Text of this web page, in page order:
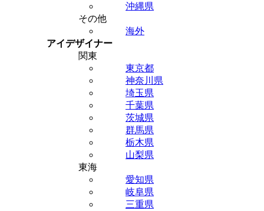
沖縄県
その他
海外
アイデザイナー
関東
東京都
神奈川県
埼玉県
千葉県
茨城県
群馬県
栃木県
山梨県
東海
愛知県
岐阜県
三重県